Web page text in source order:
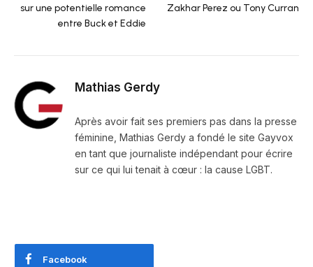
sur une potentielle romance
entre Buck et Eddie
Zakhar Perez ou Tony Curran
Mathias Gerdy
Après avoir fait ses premiers pas dans la presse
féminine, Mathias Gerdy a fondé le site Gayvox
en tant que journaliste indépendant pour écrire
sur ce qui lui tenait à cœur : la cause LGBT.
Facebook